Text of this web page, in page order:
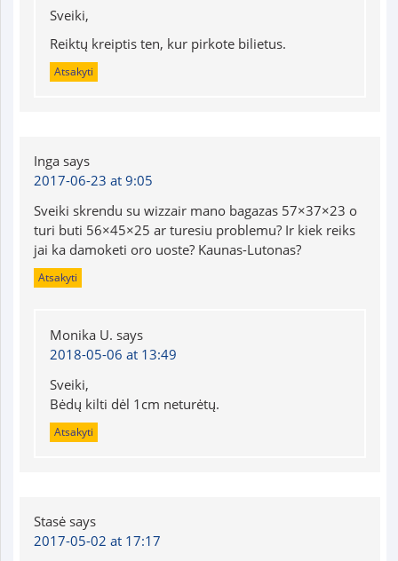
Sveiki,
Reiktų kreiptis ten, kur pirkote bilietus.
Atsakyti
Inga says
2017-06-23 at 9:05
Sveiki skrendu su wizzair mano bagazas 57×37×23 o
turi buti 56×45×25 ar turesiu problemu? Ir kiek reiks
jai ka damoketi oro uoste? Kaunas-Lutonas?
Atsakyti
Monika U. says
2018-05-06 at 13:49
Sveiki,
Bėdų kilti dėl 1cm neturėtų.
Atsakyti
Stasė says
2017-05-02 at 17:17